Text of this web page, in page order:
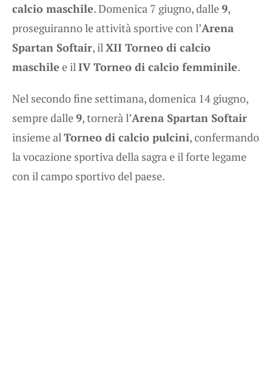
calcio maschile. Domenica 7 giugno, dalle9,
proseguiranno le attività sportive con l’Arena
Spartan Softair, ilXII Torneo di calcio
maschile e ilIV Torneo di calcio femminile.
Nel secondo fine settimana, domenica 14 giugno,
sempre dalle9, tornerà l’Arena Spartan Softair
insieme alTorneo di calcio pulcini, confermando
la vocazione sportiva della sagra e il forte legame
con il campo sportivo del paese.